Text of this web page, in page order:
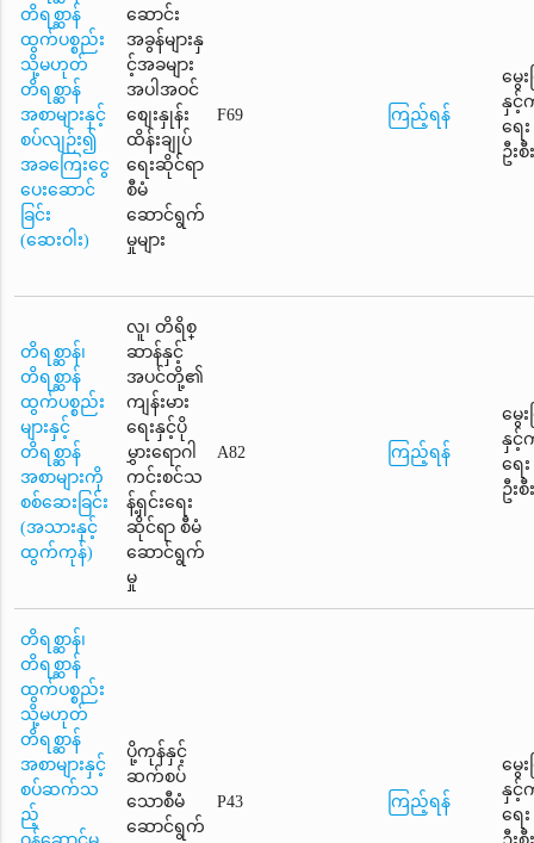
တိရစ္ဆာန်
ထွက်ပစ္စည်း
သို့မဟုတ်
တိရစ္ဆာန်
အစာများနှင့်
စပ်လျဉ်း၍
အခကြေးငွေ
ပေးဆောင်
ခြင်း
(ဆေးဝါး)
ဆောင်း
အခွန်များနှ
င့်အခများ
အပါအဝင်
စျေးနှုန်း
ထိန်းချုပ်
ရေးဆိုင်ရာ
စီမံ
ဆောင်ရွက်
မှုများ
F69 ကြည့်ရန်
မွေး
နှ
ရေး
ဦးစီ
တိရစ္ဆာန်၊
တိရစ္ဆာန်
ထွက်ပစ္စည်း
များနှင့်
တိရစ္ဆာန်
အစာများကို
စစ်ဆေးခြင်း
(အသားနှင့်
ထွက်ကုန်)
လူ၊ တိရိစ္
ဆာန်နှင့်
အပင်တို့၏
ကျန်းမား
ရေးနှင့်ပို
မွှားရောဂါ
ကင်းစင်သ
န့်ရှင်းရေး
ဆိုင်ရာ စီမံ
ဆောင်ရွက်
မှု
A82 ကြည့်ရန်
မွေး
နှ
ရေး
ဦးစီ
တိရစ္ဆာန်၊
တိရစ္ဆာန်
ထွက်ပစ္စည်း
သို့မဟုတ်
တိရစ္ဆာန်
အစာများနှင့်
စပ်ဆက်သ
ည့်
ပို့ကုန်နှင့်
ဆက်စပ်
သောစီမံ
ဆောင်ရွက်
P43 ကြည့်ရန်
မွေး
နှ
ရေး